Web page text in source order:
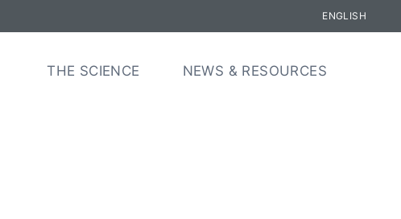
ENGLISH
THE SCIENCE NEWS & RESOURCES